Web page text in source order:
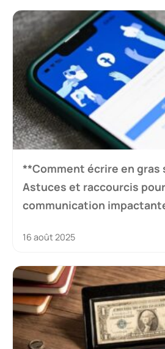
**Comment écrire en gras
Astuces et raccourcis
communication
16 août 2025